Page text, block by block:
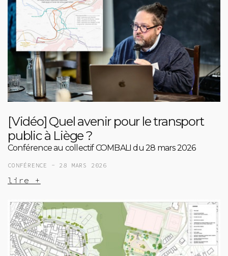
[Vidéo] Quel avenir pour le transport
public à Liège ?
Conférence au collectif COMBALI du 28 mars 2026
CONFÉRENCE - 28 MARS 2026
lire +